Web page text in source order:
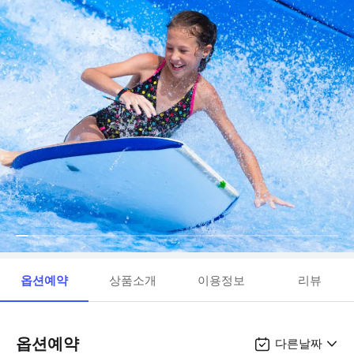
옵션예약 상품소개 이용정보 리뷰
옵션예약 다른날짜